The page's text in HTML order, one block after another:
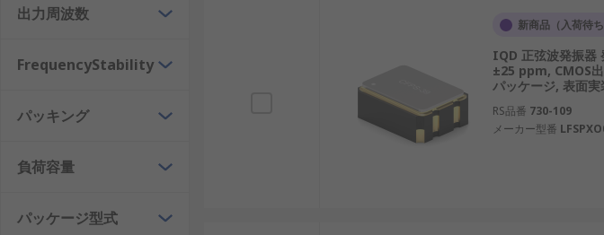
水晶発振器には多様な種類が存在し、用途に応じて選択されます。
: 標準パッケージの水晶発振器で、汎用電子機器に使用されます。
TCXO
: 温度補償機能付きで、温度変化による周波数ズレを低減します。
OCXO
: 温度制御された水晶発振器で、高精度が必要な通信基地局などで使用され
: 電圧制御で周波数を微調整可能なタイプです。
: 高速デジタル回路に対応し、データ通信に用いられます。
出力周波数
FrequencyStability
パッキング
負荷容量
パッケージ型式
新商品（入荷待ち
IQD 正弦波発振器
±25 ppm, CMOS
パッケージ, 表面実
RS品番 730-109
メーカー型番